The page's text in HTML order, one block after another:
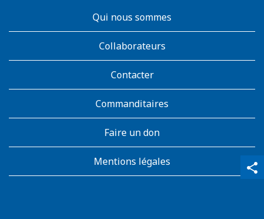
share
qr_code_scanner
content_copy
AboutKidsHealthQui nous sommes
Collaborateurs
Contacter
Commanditaires
Faire un don
Mentions légales